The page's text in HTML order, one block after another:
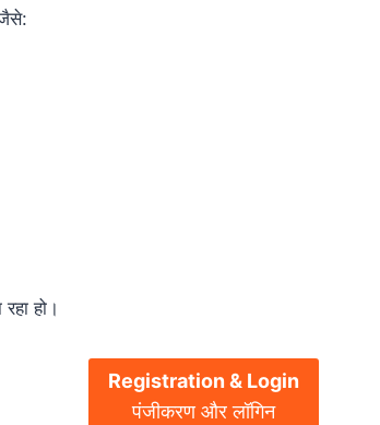
हो।
Registration & Login
पंजीकरण और लॉगिन